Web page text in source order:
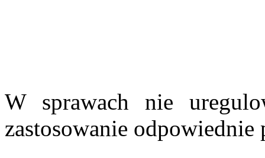
W sprawach nie
zastosowanie